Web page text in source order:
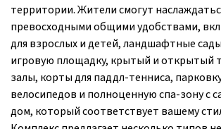
территории. Жители смогут
превосходными общими удобствами,
для взрослых и детей, ландшафтные
игровую площадку, крытый и открытый
залы, корты для паддл-тенниса,
велосипедов и полноценную спа-зону с
дом, который соответствует вашему